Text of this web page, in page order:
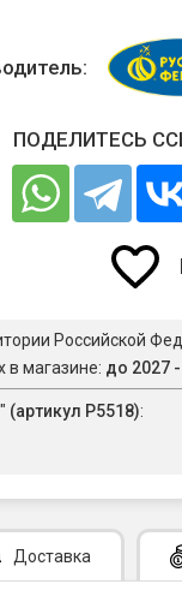
ПОДЕЛИТЕСЬ
Российской
в магазине: до 2027
(артикул Р5518):
Доставка